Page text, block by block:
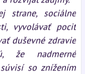
strane, sociálne
vyvolávať pocit
duševné zdravie
že nadmerné
so znížením